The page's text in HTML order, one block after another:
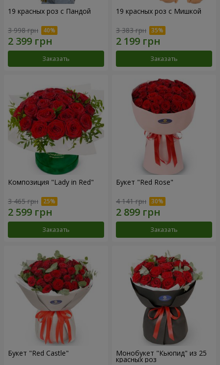
19 красных роз с Пандой
3 998 грн
Заказать
19 красных роз с Мишкой
3 383 грн
Заказать
Композиция "Lady in Red"
3 465 грн
Заказать
Букет "Red Rose"
4 141 грн
Заказать
Букет "Red Castle" Монобукет "Кьюпид" из 25
красных роз